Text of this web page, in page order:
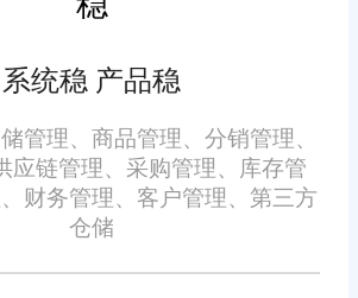
些真实的反馈充分证
作用。
的策略，适应不同
供灵活的报价策略
务，能够满足不同规
企业。无论是初创的
是大型电商公司，都
身实际情况选择适合
系统稳 产品稳
管理、商品管理、分销管理、
应链管理、采购管理、库存管
财务管理、客户管理、第三方
仓储